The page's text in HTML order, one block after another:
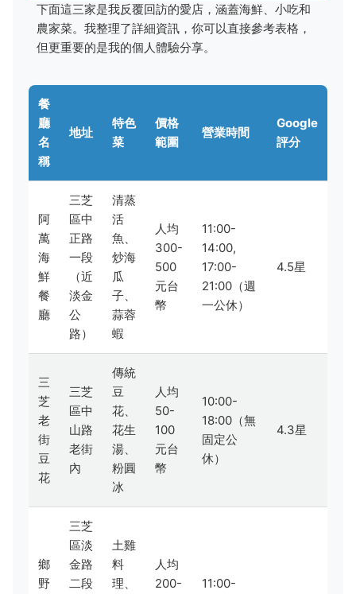
下面這三家是我反覆回訪的愛店，涵蓋海鮮、小吃和
農家菜。我整理了詳細資訊，你可以直接參考表格，
但更重要的是我的個人體驗分享。
餐
廳
名
稱
地址
特色
菜
價格
範圍
營業時間
Google
評分
阿
萬
海
鮮
餐
廳
三芝
區中
正路
一段
（近
淡金
公
路）
清蒸
活
魚、
炒海
瓜
子、
蒜蓉
蝦
人均
300-
500
元台
幣
11:00-
14:00,
17:00-
21:00（週
一公休）
4.5星
三
芝
老
街
豆
花
三芝
區中
山路
老街
內
傳統
豆
花、
花生
湯、
粉圓
冰
人均
50-
100
元台
幣
10:00-
18:00（無
固定公
休）
4.3星
鄉
野
三芝
區淡
金路
二段
土雞
料
理、
人均
200-
11:00-